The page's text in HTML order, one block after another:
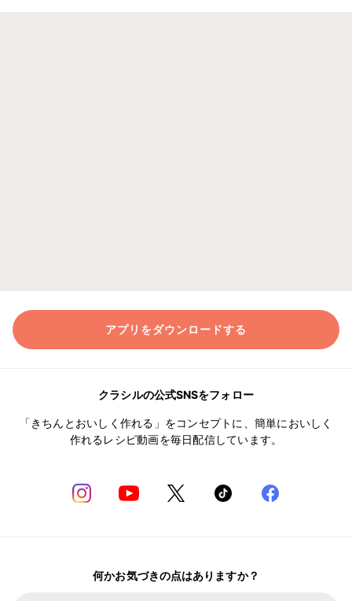
アプリをダウンロードする
クラシルの公式SNSをフォロー
「きちんとおいしく作れる」をコンセプトに、簡単においしく
作れるレシピ動画を毎日配信しています。
何かお気づきの点はありますか？